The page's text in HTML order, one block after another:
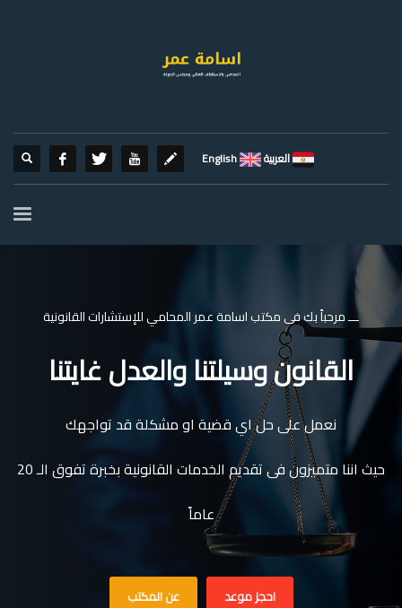
العربية English
ـــ مرحباً بك فى مكتب اسامة عمر المحامي للإستشارات القانونية
القانون وسيلتنا والعدل غايتنا
نعمل على حل اي قضية او مشكلة قد تواجهك
حيث اننا متميزون فى تقديم الخدمات القانونية بخبرة تفوق الـ 20
عاماً
احجز موعد عن المكتب